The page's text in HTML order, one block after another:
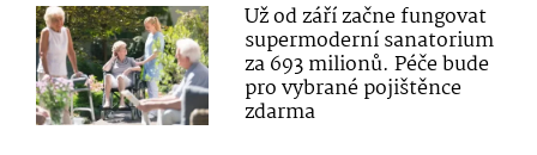
Už od září začne fungovat
supermoderní sanatorium
za 693 milionů. Péče bude
pro vybrané pojištěnce
zdarma